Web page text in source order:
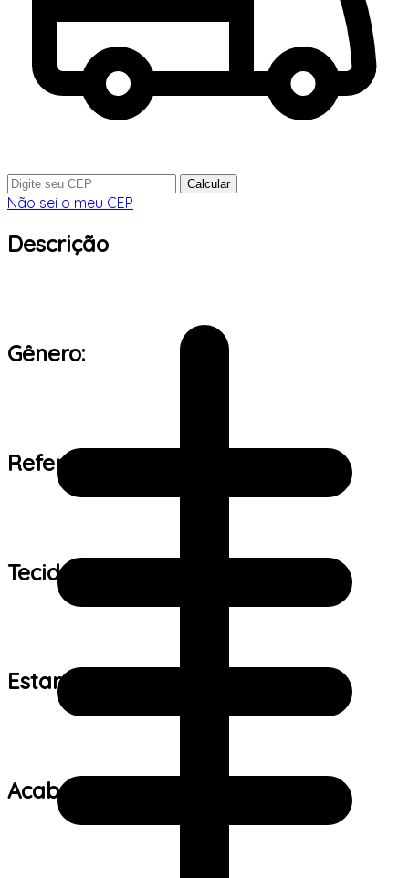
Calcular
Não sei o meu CEP
Descrição
Gênero:
Referência de tamanho:
Tecido:
Estampa:
Acabamento: